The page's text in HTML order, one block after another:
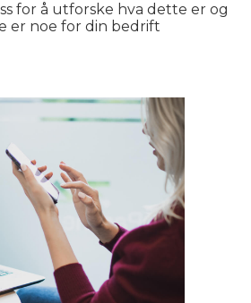
for å utforske hva dette er og
er noe for din bedrift